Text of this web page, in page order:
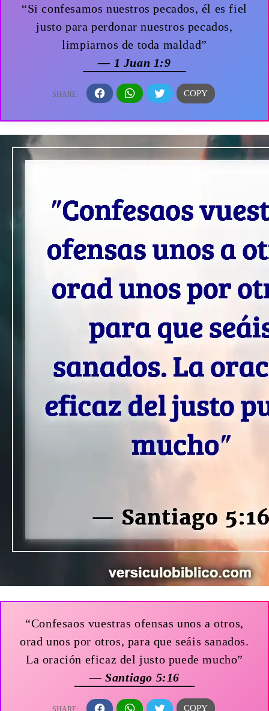
“Si confesamos nuestros pecados, él es fiel
justo para perdonar nuestros pecados,
limpiarnos de toda maldad”
— 1 Juan 1:9
“Confesaos vuestras ofensas unos a otros,
orad unos por otros, para que seáis sanados.
La oración eficaz del justo puede mucho”
— Santiago 5:16